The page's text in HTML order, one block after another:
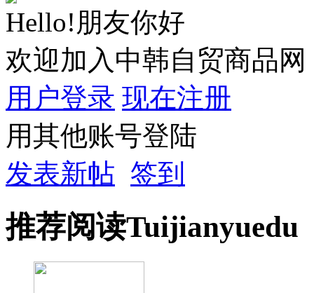
Hello!朋友你好
欢迎加入中韩自贸商品网
用户登录 现在注册
用其他账号登陆
发表新帖 签到
推荐阅读Tuijianyuedu